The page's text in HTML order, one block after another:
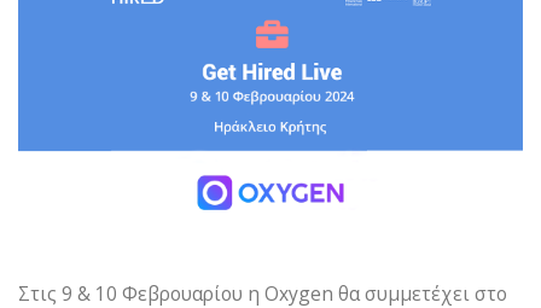
Στις 9 & 10 Φεβρουαρίου η Oxygen θα συμμετέχει στο